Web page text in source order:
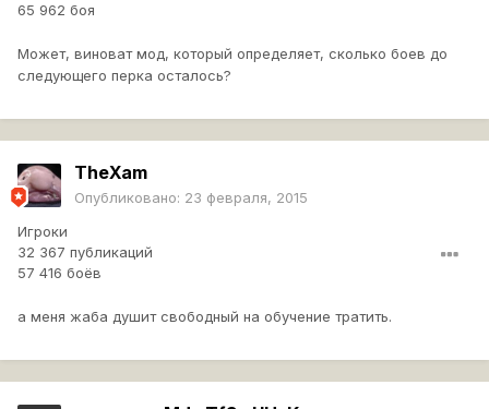
65 962 боя
Может, виноват мод, который определяет, сколько боев до
следующего перка осталось?
TheXam
Опубликовано: 23 февраля, 2015
Игроки
32 367 публикаций
57 416 боёв
а меня жаба душит свободный на обучение тратить.